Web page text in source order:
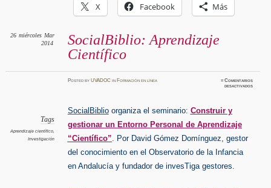
X Facebook Más
SocialBiblio: Aprendizaje
Científico
26 miércoles Mar
2014
PostedbyUVADOC inFormación en línea ≈Comentarios
desactivadosen
Tags
Aprendizaje científico,
Investigación
SocialBiblioorganiza el seminario: Construir y
gestionar un Entorno Personal de Aprendizaje
“Científico” . Por David Gómez Domínguez, gestor
del conocimiento en el Observatorio de la Infancia
en Andalucía y fundador de invesTiga gestores.